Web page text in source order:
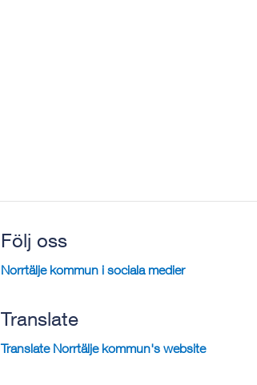
Följ oss
Norrtälje kommun i sociala medier
Translate
Translate Norrtälje kommun's website